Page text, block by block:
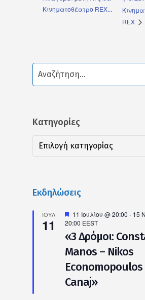
Κινηματοθέατρο REX...
REX
Kατηγορίες
Kατηγορίες
Επιλογή κατηγορίας
Kατηγορίες
Εκδηλώσεις
ΙΟΎΛ
11
Προτεινόμενο
11 Ιουλίου @ 20:00 - 15
20:00 EEST
«3 Δρόμοι:
Manos – Nikos
Economopoulos
Canaj»